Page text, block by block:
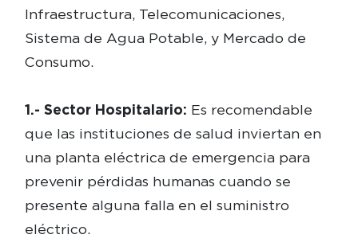
Infraestructura, Telecomunicaciones,
Sistema de Agua Potable, y Mercado de
Consumo.
1.- Sector Hospitalario: Es recomendable
que las instituciones de salud inviertan en
una planta eléctrica de emergencia para
prevenir pérdidas humanas cuando se
presente alguna falla en el suministro
eléctrico.